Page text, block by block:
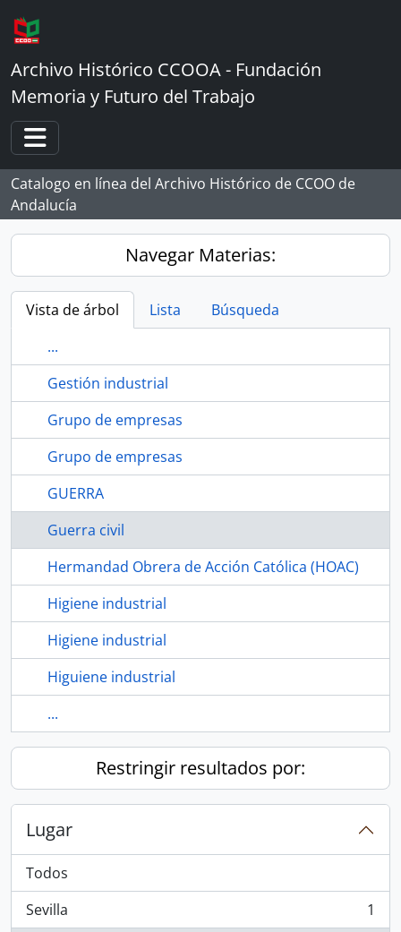
Skip to main content
Archivo Histórico CCOOA - Fundación
Memoria y Futuro del Trabajo
Toggle navigation
Catalogo en línea del Archivo Histórico de CCOO de
Andalucía
Navegar Materias:
Vista de árbol Lista
Búsqueda
...
Gestión industrial
Grupo de empresas
Grupo de empresas
GUERRA
Guerra civil
Hermandad Obrera de Acción Católica (HOAC)
Higiene industrial
Higiene industrial
Higuiene industrial
...
Restringir resultados por:
Lugar
Todos
Sevilla
, 1 resultados
1